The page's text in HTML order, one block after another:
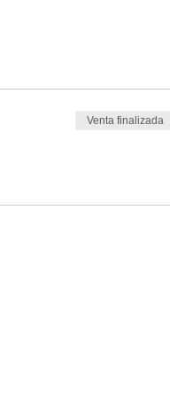
Venta finalizada